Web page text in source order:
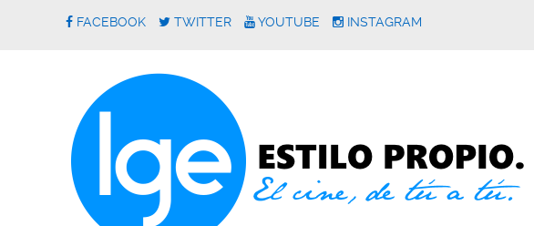
FACEBOOK TWITTER YOUTUBE INSTAGRAM